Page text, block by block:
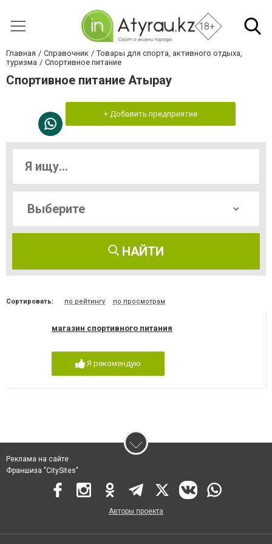
18+
Главная Справочник
Товары для спорта, активного отдыха,
туризма
Спортивное питание
Спортивное питание Атырау
+ Добавить предприятие
НАЙТИ
Сортировать: по рейтингу по просмотрам
магазин спортивного питания
Я рекомендую
Реклама на сайте
Франшиза "CitySites"
Авторы проекта